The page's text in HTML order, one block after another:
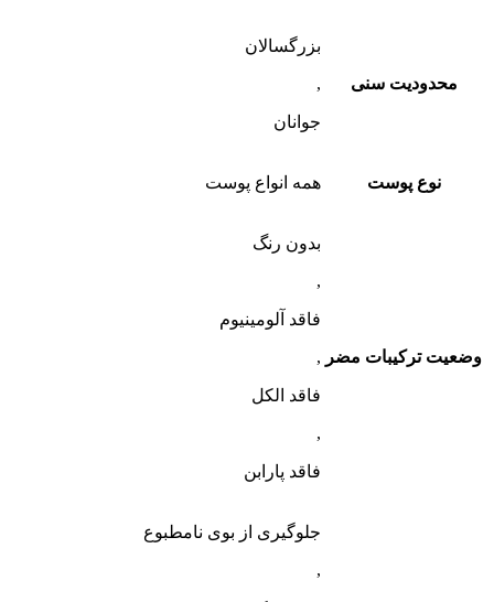
محدودیت سنی
بزرگسالان
,
جوانان
نوع پوست همه انواع پوست
وضعیت ترکیبات مضر
بدون رنگ
,
فاقد آلومینیوم
,
فاقد الکل
,
فاقد پارابن
جلوگیری از بوی نامطبوع
,